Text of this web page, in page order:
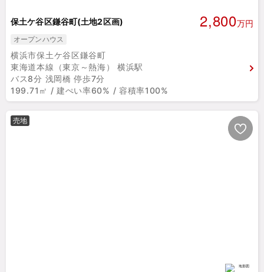
保土ケ谷区鎌谷町(土地2区画) 2,800万円
オープンハウス
横浜市保土ケ谷区鎌谷町
東海道本線（東京～熱海） 横浜駅
バス8分 浅岡橋 停歩7分
199.71㎡ / 建ぺい率60% / 容積率100%
売地